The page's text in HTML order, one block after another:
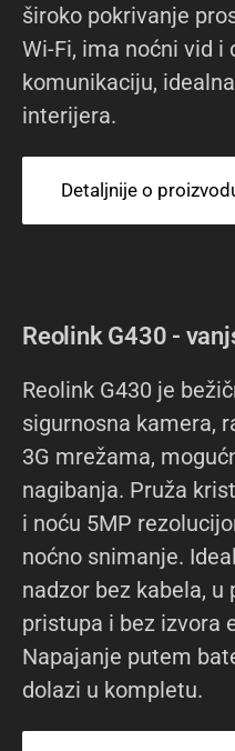
široko pokrivanje
Wi-Fi, ima noćni vid i
komunikaciju,
interijera.
Detaljnije o
Reolink G430 -
Reolink G430 je
sigurnosna kamera,
3G mrežama,
nagibanja. Pruža
i noću 5MP
noćno snimanje.
nadzor bez kabela, u
pristupa i bez izvora
Napajanje putem
dolazi u kompletu.